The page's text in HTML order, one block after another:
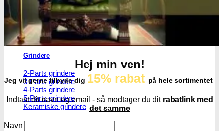
0,1g vægte
0,01g vægte
0,001g vægte
Grindere
2-Parts grindere
3-Parts grindere
4-Parts grindere
5-Parts grindere
Keramiske grindere
Hej min ven!
Jeg vil gerne tilbyde dig 15% rabat på hele sortimentet
Indtast dit navn og email - så modtager du dit rabatlink med
det samme
Navn